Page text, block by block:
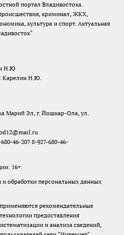
портал Владивостока.
криминал, ЖКХ,
культура и спорт. Актуальная
Н.Ю
Карелин Н.Ю.
Марий Эл, г. Йошкар-Ола, ул.
46-20? 8-927-680-46-
16+.
обработки персональных данных
рекомендательные
предоставления
и анализа сведений,